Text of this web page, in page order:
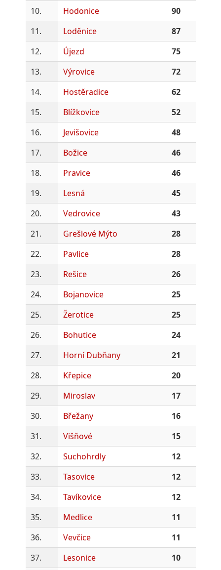
10.
Hodonice
90
11.
Loděnice
87
12.
Újezd
75
13.
Výrovice
72
14.
Hostěradice
62
15.
Blížkovice
52
16.
Jevišovice
48
17.
Božice
46
18.
Pravice
46
19.
Lesná
45
20.
Vedrovice
43
21.
Grešlové Mýto
28
22.
Pavlice
28
23.
Rešice
26
24.
Bojanovice
25
25.
Žerotice
25
26.
Bohutice
24
27.
Horní Dubňany
21
28.
Křepice
20
29.
Miroslav
17
30.
Břežany
16
31.
Višňové
15
32.
Suchohrdly
12
33.
Tasovice
12
34.
Tavíkovice
12
35.
Medlice
11
36.
Vevčice
11
37.
Lesonice 10